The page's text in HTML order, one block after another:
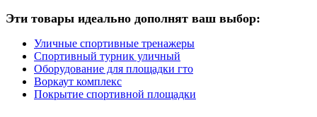
Эти товары идеально дополнят ваш выбор:
Уличные спортивные тренажеры
Спортивный турник уличный
Оборудование для площадки гто
Воркаут комплекс
Покрытие спортивной площадки